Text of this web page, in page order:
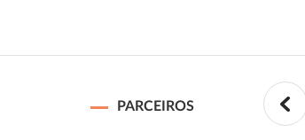
PARCEIROS